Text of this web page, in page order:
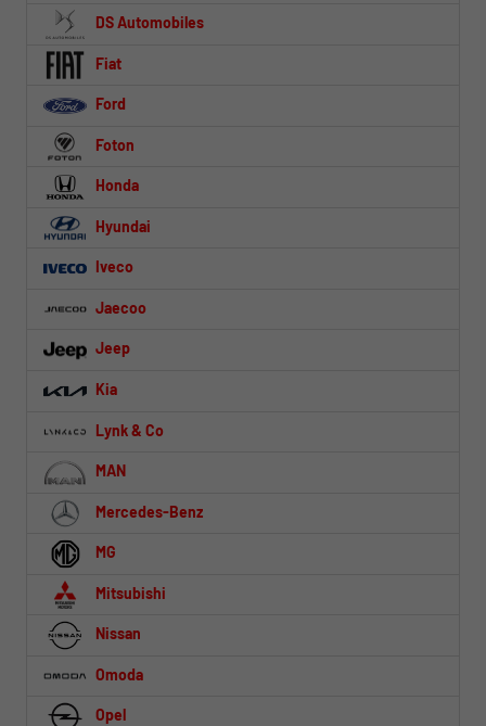
DS Automobiles
Fiat
Ford
Foton
Honda
Hyundai
Iveco
Jaecoo
Jeep
Kia
Lynk & Co
MAN
Mercedes-Benz
MG
Mitsubishi
Nissan
Omoda
Opel